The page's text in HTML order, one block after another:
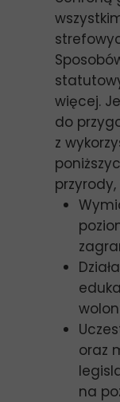
więcej.
do
z
oraz
na